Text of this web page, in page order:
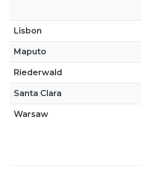
Lisbon
Maputo
Riederwald
Santa Clara
Warsaw